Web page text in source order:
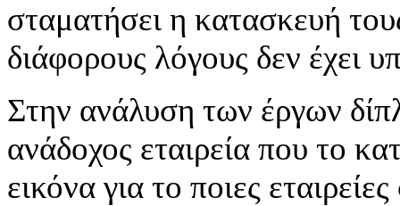
σταματήσει η κατασκευή
διάφορους λόγους δεν έχει
Στην ανάλυση των έργων
ανάδοχος εταιρεία που το
εικόνα για το ποιες